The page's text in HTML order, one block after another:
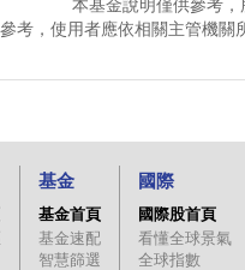
本基金說明僅供參考
考，使用者應依相關主管機
基金
基金首頁
基金速配
智慧篩選
國際
國際股首頁
看懂全球景氣
全球指數